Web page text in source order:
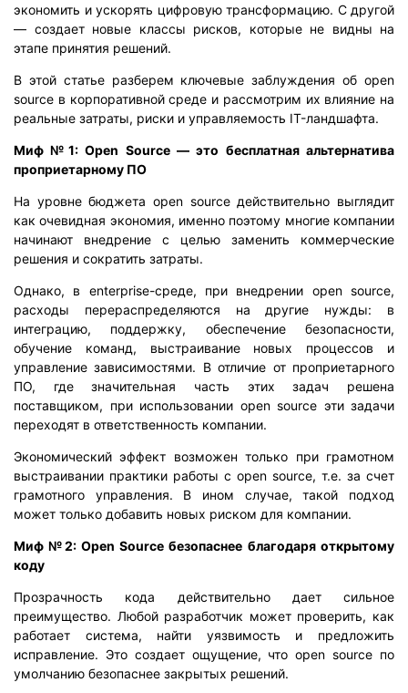
экономить и ускорять цифровую трансформацию. С другой
— создает новые классы рисков, которые не видны на
этапе принятия решений.
В этой статье разберем ключевые заблуждения об open
source в корпоративной среде и рассмотрим их влияние на
реальные затраты, риски и управляемость IT-ландшафта.
Миф №1: Open Source — это бесплатная альтернатива
проприетарному ПО
На уровне бюджета open source действительно выглядит
как очевидная экономия, именно поэтому многие компании
начинают внедрение с целью заменить коммерческие
решения и сократить затраты.
Однако, в enterprise-среде, при внедрении open source,
расходы перераспределяются на другие нужды: в
интеграцию, поддержку, обеспечение безопасности,
обучение команд, выстраивание новых процессов и
управление зависимостями. В отличие от проприетарного
ПО, где значительная часть этих задач решена
поставщиком, при использовании open source эти задачи
переходят в ответственность компании.
Экономический эффект возможен только при грамотном
выстраивании практики работы с open source, т.е. за счет
грамотного управления. В ином случае, такой подход
может только добавить новых риском для компании.
Миф №2: Open Source безопаснее благодаря открытому
коду
Прозрачность кода действительно дает сильное
преимущество. Любой разработчик может проверить, как
работает система, найти уязвимость и предложить
исправление. Это создает ощущение, что open source по
умолчанию безопаснее закрытых решений.